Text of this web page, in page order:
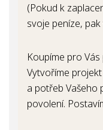
(Pokud k
svoje peníze,
Koupíme pro
Vytvoříme
a potřeb Vašeho
povolení.